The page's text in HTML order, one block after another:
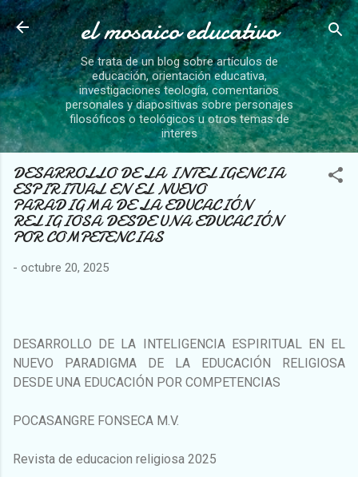
Ir al contenido principal
el mosaico educativo
Se trata de un blog sobre artículos de
educación, orientación educativa,
investigaciones teología, comentarios
personales y diapositivas sobre personajes
filosóficos o teológicos u otros temas de
interes
DESARROLLO DE LA INTELIGENCIA
ESPIRITUAL EN EL NUEVO
PARADIGMA DE LA EDUCACIÓN
RELIGIOSA DESDE UNA EDUCACIÓN
POR COMPETENCIAS
- octubre 20, 2025
DESARROLLO DE LA INTELIGENCIA ESPIRITUAL EN EL
NUEVO PARADIGMA DE LA EDUCACIÓN RELIGIOSA
DESDE UNA EDUCACIÓN POR COMPETENCIAS
POCASANGRE FONSECA M.V.
Revista de educacion religiosa 2025